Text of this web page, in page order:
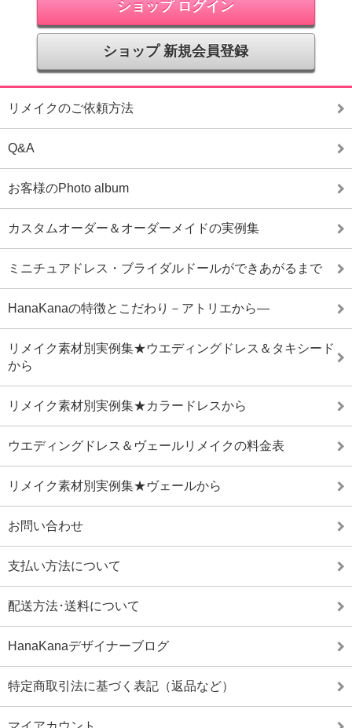
ショップ ログイン
ショップ 新規会員登録
リメイクのご依頼方法
Q&A
お客様のPhoto album
カスタムオーダー＆オーダーメイドの実例集
ミニチュアドレス・ブライダルドールができあがるまで
HanaKanaの特徴とこだわり－アトリエから―
リメイク素材別実例集★ウエディングドレス＆タキシード
から
リメイク素材別実例集★カラードレスから
ウエディングドレス＆ヴェールリメイクの料金表
リメイク素材別実例集★ヴェールから
お問い合わせ
支払い方法について
配送方法･送料について
HanaKanaデザイナーブログ
特定商取引法に基づく表記（返品など）